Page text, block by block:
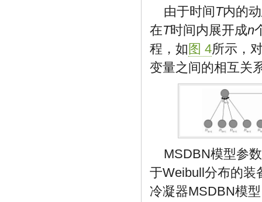
由于时间T内的
在T时间内展开成n
程，如 图 4所示，
变量之间的相互关
MSDBN模型参
于Weibull分布的装
冷凝器MSDBN模